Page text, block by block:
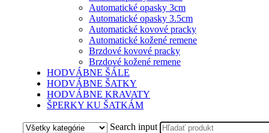
Automatické opasky 3cm
Automatické opasky 3.5cm
Automatické kovové pracky
Automatické kožené remene
Brzdové kovové pracky
Brzdové kožené remene
HODVÁBNE ŠÁLE
HODVÁBNE ŠATKY
HODVÁBNE KRAVATY
ŠPERKY KU ŠATKÁM
Search input